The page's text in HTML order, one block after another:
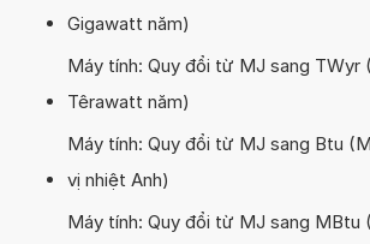
Gigawatt năm)
Máy tính: Quy đổi từ MJ sang TWyr
Têrawatt năm)
Máy tính: Quy đổi từ MJ sang Btu
vị nhiệt Anh)
Máy tính: Quy đổi từ MJ sang MBtu